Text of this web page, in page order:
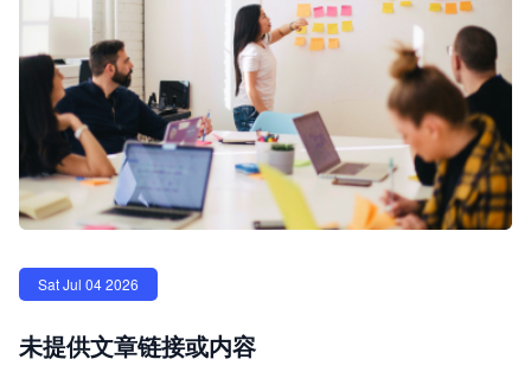
Sat Jul 04 2026
未提供文章链接或内容